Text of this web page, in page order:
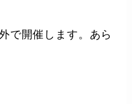
で開催します。あら